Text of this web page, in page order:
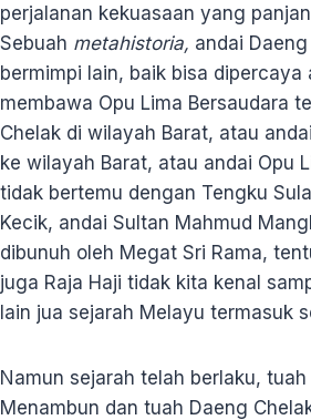
perjalanan kekuasaan yang
Sebuah metahistoria, andai
bermimpi lain, baik bisa dipercaya
membawa Opu Lima Bersaudara
Chelak di wilayah Barat, atau
ke wilayah Barat, atau andai Opu
tidak bertemu dengan Tengku
Kecik, andai Sultan Mahmud
dibunuh oleh Megat Sri Rama,
juga Raja Haji tidak kita kenal
lain jua sejarah Melayu termasuk
Namun sejarah telah berlaku,
Menambun dan tuah Daeng